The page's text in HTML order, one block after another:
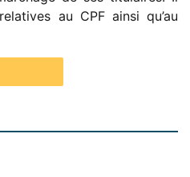
au CPF ainsi qu’au